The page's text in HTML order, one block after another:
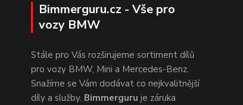
Bimmerguru.cz - Vše pro
vozy BMW
Stále pro Vás rozširujeme sortiment dílů
pro vozy BMW, Mini a Mercedes-Benz.
Snažíme se Vám dodávat co nejkvalitnější
díly a služby. Bimmerguru je záruka